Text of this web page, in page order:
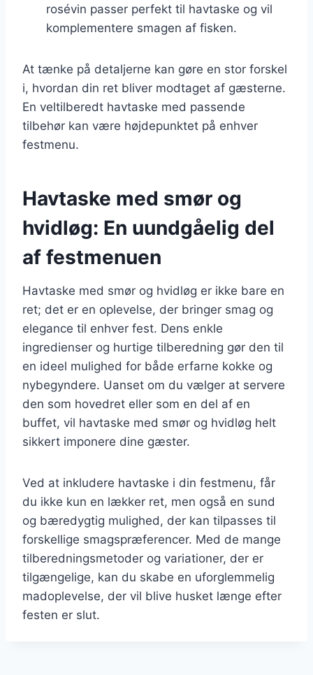
rosévin passer perfekt til havtaske og vil
komplementere smagen af fisken.
At tænke på detaljerne kan gøre en stor forskel
i, hvordan din ret bliver modtaget af gæsterne.
En veltilberedt havtaske med passende
tilbehør kan være højdepunktet på enhver
festmenu.
Havtaske med smør og
hvidløg: En uundgåelig del
af festmenuen
Havtaske med smør og hvidløg er ikke bare en
ret; det er en oplevelse, der bringer smag og
elegance til enhver fest. Dens enkle
ingredienser og hurtige tilberedning gør den til
en ideel mulighed for både erfarne kokke og
nybegyndere. Uanset om du vælger at servere
den som hovedret eller som en del af en
buffet, vil havtaske med smør og hvidløg helt
sikkert imponere dine gæster.
Ved at inkludere havtaske i din festmenu, får
du ikke kun en lækker ret, men også en sund
og bæredygtig mulighed, der kan tilpasses til
forskellige smagspræferencer. Med de mange
tilberedningsmetoder og variationer, der er
tilgængelige, kan du skabe en uforglemmelig
madoplevelse, der vil blive husket længe efter
festen er slut.